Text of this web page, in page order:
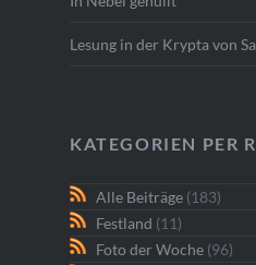
Lesung in der Krypta von
KATEGORIEN PER
Alle Beiträge(183)
Festland (11)
Foto der Woche(96)